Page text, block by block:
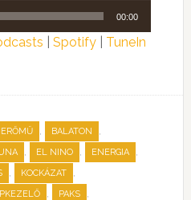
00:00
Spotify| TuneIn
, BALATON ,
, EL NINO , ENERGIA ,
, KOCKÁZAT ,
, PAKS ,